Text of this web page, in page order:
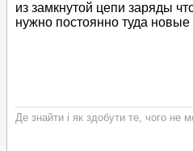
из замкнутой цепи заряды
нужно постоянно туда новые
Де знайти і як здобути те, чого не